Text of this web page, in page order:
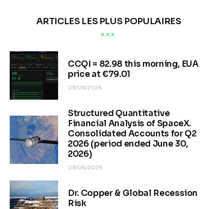
ARTICLES LES PLUS POPULAIRES
CCQI = 82.98 this morning, EUA
price at €79.01
08/08/2026
Structured Quantitative
Financial Analysis of SpaceX.
Consolidated Accounts for Q2
2026 (period ended June 30,
2026)
08/06/2026
Dr. Copper & Global Recession
Risk